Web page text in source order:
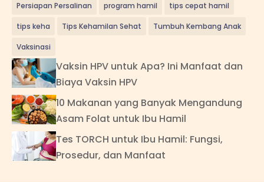
Persiapan Persalinan program hamil tips cepat hamil
tips keha Tips Kehamilan Sehat Tumbuh Kembang Anak
Vaksinasi
Vaksin HPV untuk Apa? Ini Manfaat dan
Biaya Vaksin HPV
10 Makanan yang Banyak Mengandung
Asam Folat untuk Ibu Hamil
Tes TORCH untuk Ibu Hamil: Fungsi,
Prosedur, dan Manfaat